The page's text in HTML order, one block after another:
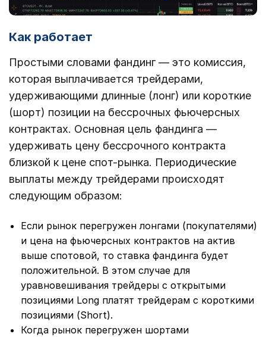
Как работает
Простыми словами фандинг — это комиссия,
которая выплачивается трейдерами,
удерживающими длинные (лонг) или короткие
(шорт) позиции на бессрочных фьючерсных
контрактах. Основная цель фандинга —
удерживать цену бессрочного контракта
близкой к цене спот-рынка. Периодические
выплаты между трейдерами происходят
следующим образом:
Если рынок перегружен лонгами (покупателями)
и цена на фьючерсных контрактов на актив
выше спотовой, то ставка фандинга будет
положительной. В этом случае для
уравновешивания трейдеры с открытыми
позициями Long платят трейдерам с короткими
позициями (Short).
Когда рынок перегружен шортами